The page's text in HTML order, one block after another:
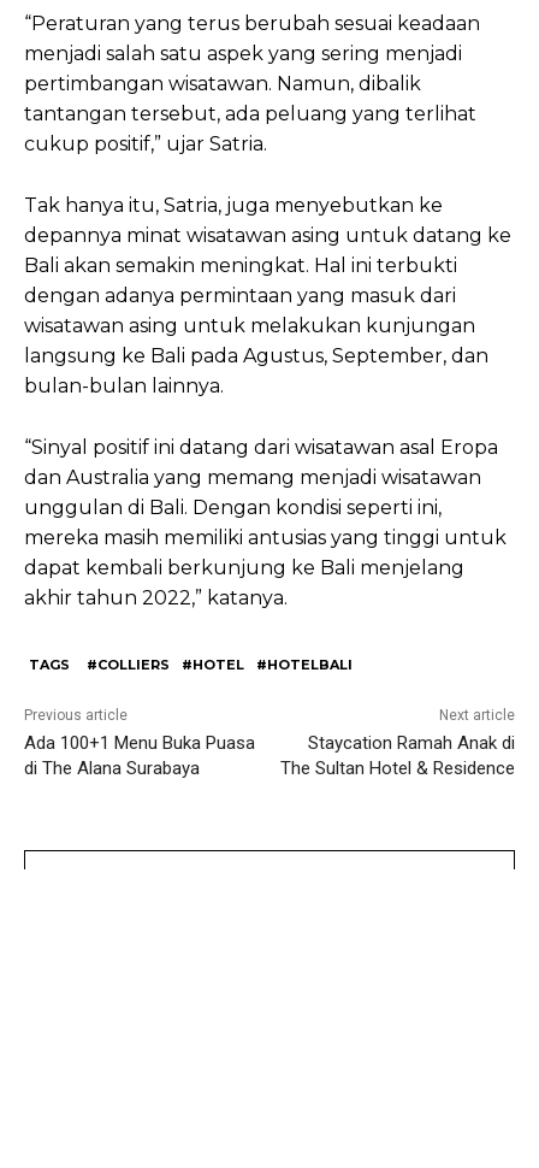
“Peraturan yang terus berubah sesuai keadaan
menjadi salah satu aspek yang sering menjadi
pertimbangan wisatawan. Namun, dibalik
tantangan tersebut, ada peluang yang terlihat
cukup positif,” ujar Satria.
Tak hanya itu, Satria, juga menyebutkan ke
depannya minat wisatawan asing untuk datang ke
Bali akan semakin meningkat. Hal ini terbukti
dengan adanya permintaan yang masuk dari
wisatawan asing untuk melakukan kunjungan
langsung ke Bali pada Agustus, September, dan
bulan-bulan lainnya.
“Sinyal positif ini datang dari wisatawan asal Eropa
dan Australia yang memang menjadi wisatawan
unggulan di Bali. Dengan kondisi seperti ini,
mereka masih memiliki antusias yang tinggi untuk
dapat kembali berkunjung ke Bali menjelang
akhir tahun 2022,” katanya.
TAGS #COLLIERS #HOTEL #HOTELBALI
Previous article
Ada 100+1 Menu Buka Puasa
di The Alana Surabaya
Next article
Staycation Ramah Anak di
The Sultan Hotel & Residence